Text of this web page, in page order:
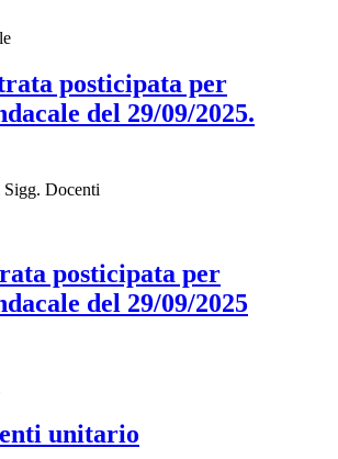
posticipata per
del 29/09/2025.
Docenti
posticipata per
del 29/09/2025
unitario